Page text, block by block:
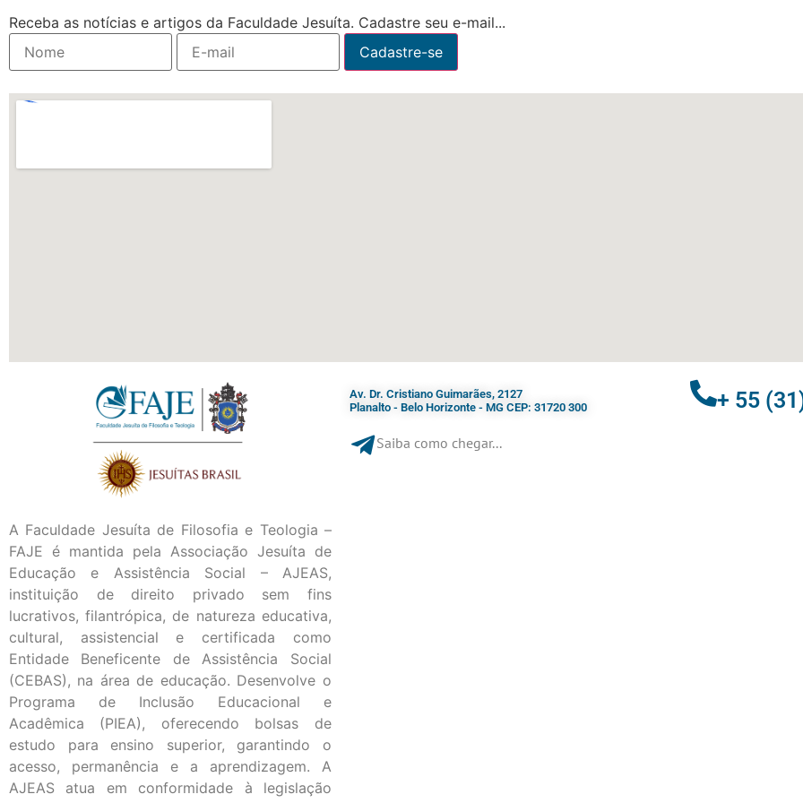
Receba as notícias e artigos da Faculdade Jesuíta. Cadastre seu e-mail...
A Faculdade Jesuíta de Filosofia e Teologia –
FAJE é mantida pela Associação Jesuíta de
Educação e Assistência Social – AJEAS,
instituição de direito privado sem fins
lucrativos, filantrópica, de natureza educativa,
cultural, assistencial e certificada como
Entidade Beneficente de Assistência Social
(CEBAS), na área de educação. Desenvolve o
Programa de Inclusão Educacional e
Acadêmica (PIEA), oferecendo bolsas de
estudo para ensino superior, garantindo o
acesso, permanência e a aprendizagem. A
AJEAS atua em conformidade à legislação
Av. Dr. Cristiano Guimarães, 2127
Planalto - Belo Horizonte - MG CEP: 31720 300
Saiba como chegar...
+ 55